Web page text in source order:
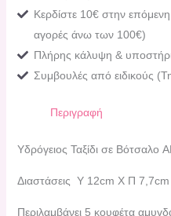
Κερδίστε 10€ στην
αγορές άνω των 100€)
Πλήρης κάλυψη &
Συμβουλές από ειδικούς
Περιγραφή
Υδρόγειος Ταξίδι σε Βότσαλο
Διαστάσεις Υ 12cm Χ Π 7,7cm
Περιλαμβάνει 5 κουφέτα